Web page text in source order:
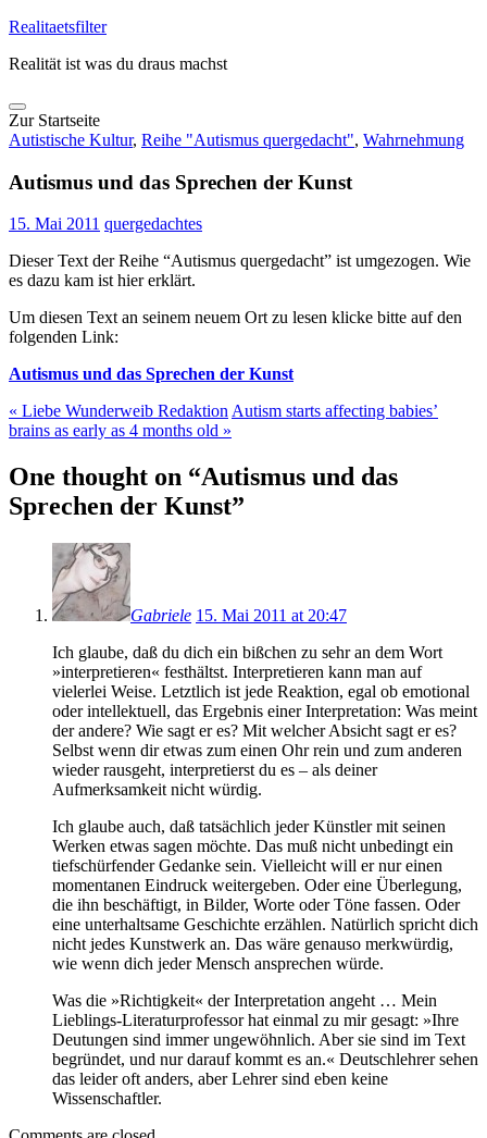
Skip
content
Realitaetsfilter
Realität ist was du draus machst
Zur Startseite
Autistische Kultur, Reihe "Autismus quergedacht", Wahrnehmung
Autismus und das Sprechen der Kunst
15. Mai 2011 quergedachtes
Dieser Text der Reihe “Autismus quergedacht” ist umgezogen. Wie
es dazu kam ist hier erklärt.
Um diesen Text an seinem neuem Ort zu lesen klicke bitte auf den
folgenden Link:
Autismus und das Sprechen der Kunst
« Liebe Wunderweib RedaktionAutism starts affecting babies’
brains as early as 4 months old »
One thought on “Autismus und das
Sprechen der Kunst”
Gabriele 15. Mai 2011 at 20:47
Ich glaube, daß du dich ein bißchen zu sehr an dem Wort
»interpretieren« festhältst. Interpretieren kann man auf
vielerlei Weise. Letztlich ist jede Reaktion, egal ob emotional
oder intellektuell, das Ergebnis einer Interpretation: Was meint
der andere? Wie sagt er es? Mit welcher Absicht sagt er es?
Selbst wenn dir etwas zum einen Ohr rein und zum anderen
wieder rausgeht, interpretierst du es – als deiner
Aufmerksamkeit nicht würdig.
Ich glaube auch, daß tatsächlich jeder Künstler mit seinen
Werken etwas sagen möchte. Das muß nicht unbedingt ein
tiefschürfender Gedanke sein. Vielleicht will er nur einen
momentanen Eindruck weitergeben. Oder eine Überlegung,
die ihn beschäftigt, in Bilder, Worte oder Töne fassen. Oder
eine unterhaltsame Geschichte erzählen. Natürlich spricht dich
nicht jedes Kunstwerk an. Das wäre genauso merkwürdig,
wie wenn dich jeder Mensch ansprechen würde.
Was die »Richtigkeit« der Interpretation angeht … Mein
Lieblings-Literaturprofessor hat einmal zu mir gesagt: »Ihre
Deutungen sind immer ungewöhnlich. Aber sie sind im Text
begründet, und nur darauf kommt es an.« Deutschlehrer sehen
das leider oft anders, aber Lehrer sind eben keine
Wissenschaftler.